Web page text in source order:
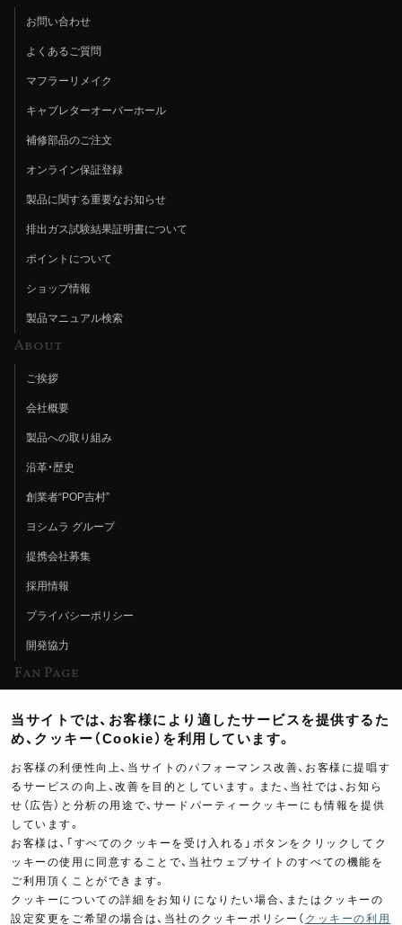
お問い合わせ
よくあるご質問
マフラーリメイク
キャブレターオーバーホール
補修部品のご注文
オンライン保証登録
製品に関する重要なお知らせ
排出ガス試験結果証明書について
ポイントについて
ショップ情報
製品マニュアル検索
About
ご挨拶
会社概要
製品への取り組み
沿革・歴史
創業者“POP吉村”
ヨシムラ グループ
提携会社募集
採用情報
プライバシーポリシー
開発協力
Fan Page
ヨシムラTV
イベント情報
イベントスケジュール
ツーリングブレイクタイム
製品ポスター
当サイトでは、お客様により適したサービスを提供するた
め、クッキー（Cookie）を利用しています。
お客様の利便性向上、当サイトのパフォーマンス改善、お客様に提唱す
るサービスの向上、改善を目的としています。また、当社では、お知ら
せ（広告）と分析の用途で、サードパーティークッキーにも情報を提供
しています。
お客様は、「すべてのクッキーを受け入れる」ボタンをクリックしてク
ッキーの使用に同意することで、当社ウェブサイトのすべての機能を
ご利用頂くことができます。
クッキーについての詳細をお知りになりたい場合、またはクッキーの
設定変更をご希望の場合は、当社のクッキーポリシー（ クッキーの利用